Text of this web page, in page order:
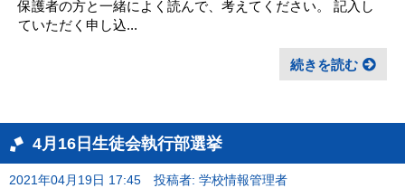
保護者の方と一緒によく読んで、考えてください。 記入し
ていただく申し込...
続きを読む
4月16日生徒会執行部選挙
2021年04月19日 17:45 投稿者: 学校情報管理者